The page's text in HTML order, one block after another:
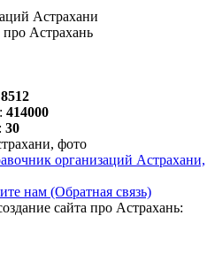
Астрахани
про Астрахань
8512
414000
30
организаций Астрахани,
нам (Обратная связь)
сайта про Астрахань: